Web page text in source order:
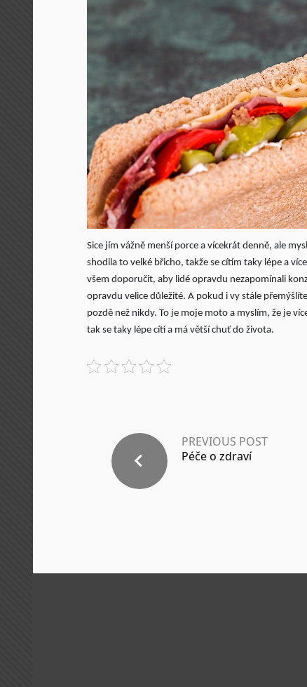
Sice jím vážně menší porce a vícekrát denně, ale
shodila to velké břicho, takže se cítím taky lépe a
všem doporučit, aby lidé opravdu nezapomínali
opravdu velice důležité. A pokud i vy stále
pozdě než nikdy. To je moje moto a myslím, že je
tak se taky lépe cítí a má větší chuť do života.
PREVIOUS POST
Péče o zdraví